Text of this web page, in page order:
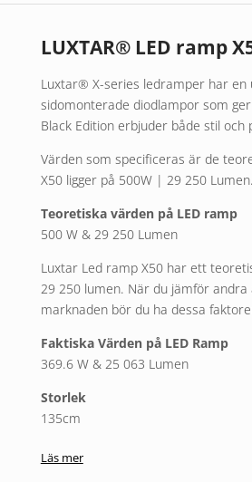
LUXTAR® LED ramp
Luxtar® X-series ledramper har en
sidomonterade diodlampor som
Black Edition erbjuder både stil och
Värden som specificeras är de
X50 ligger på 500W | 29 250 Lumen.
Teoretiska värden på LED ramp
500 W & 29 250 Lumen
Luxtar Led ramp X50 har ett
29 250 lumen. När du jämför andra
marknaden bör du ha dessa
Faktiska Värden på LED Ramp
369.6 W & 25 063 Lumen
Storlek
135cm
Volt
Läs mer